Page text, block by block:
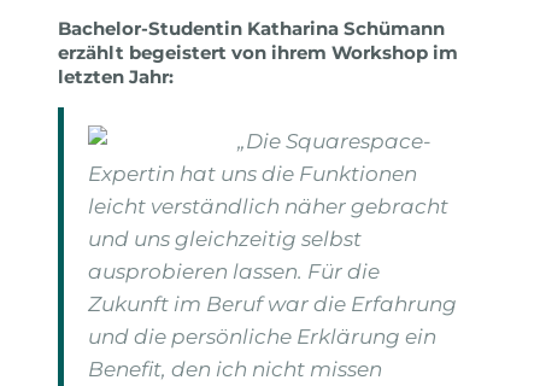
Bachelor-Studentin Katharina Schümann
erzählt begeistert von ihrem Workshop im
letzten Jahr:
„Die Squarespace-
Expertin hat uns die Funktionen
leicht verständlich näher gebracht
und uns gleichzeitig selbst
ausprobieren lassen. Für die
Zukunft im Beruf war die Erfahrung
und die persönliche Erklärung ein
Benefit, den ich nicht missen